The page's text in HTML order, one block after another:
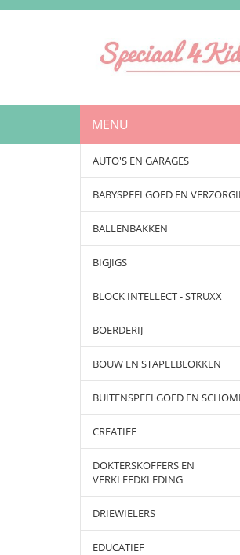
MENU
AUTO'S EN GARAGES
BABYSPEELGOED EN
BALLENBAKKEN
BIGJIGS
BLOCK INTELLECT - STRUXX
BOERDERIJ
BOUW EN STAPELBLOKKEN
BUITENSPEELGOED EN
CREATIEF
DOKTERSKOFFERS EN
VERKLEEDKLEDING
DRIEWIELERS
EDUCATIEF